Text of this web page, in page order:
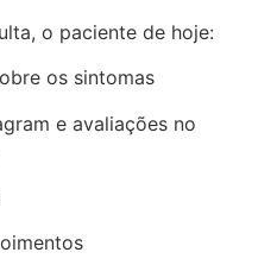
o paciente de hoje:
os sintomas
e avaliações no